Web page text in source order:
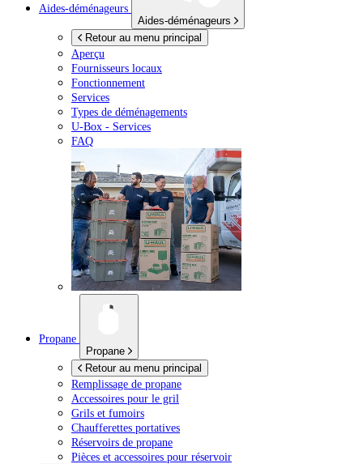
Aides-déménageurs
Aides-déménageurs
Retour au menu principal
Aperçu
Fournisseurs locaux
Fonctionnement
Services
Types de déménagements
U-Box - Services
FAQ
Propane
Propane
Retour au menu principal
Remplissage de propane
Accessoires pour le gril
Grils et fumoirs
Chaufferettes portatives
Réservoirs de propane
Pièces et accessoires pour réservoir